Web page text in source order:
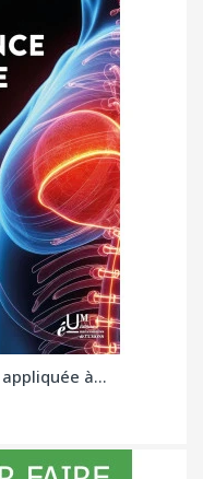
à...